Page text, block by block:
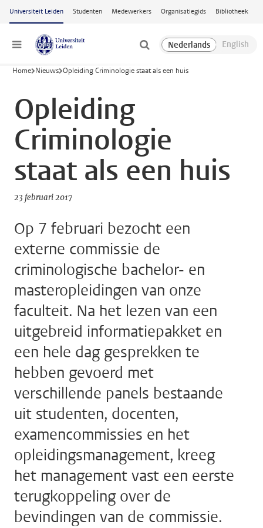
Ga naar hoofdinhoud
Universiteit Leiden Studenten Medewerkers Organisatiegids Bibliotheek
Menu
Home Nieuws Opleiding Criminologie staat als een huis
Opleiding
Criminologie
staat als een huis
23 februari 2017
Op 7 februari bezocht een
externe commissie de
criminologische bachelor- en
masteropleidingen van onze
faculteit. Na het lezen van een
uitgebreid informatiepakket en
een hele dag gesprekken te
hebben gevoerd met
verschillende panels bestaande
uit studenten, docenten,
examencommissies en het
opleidingsmanagement, kreeg
het management vast een eerste
terugkoppeling over de
bevindingen van de commissie.